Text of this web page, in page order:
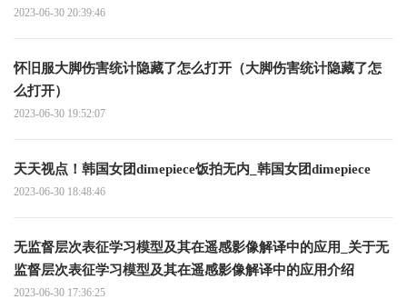
2023-06-30 20:39:46
怀旧服大脚伤害统计隐藏了怎么打开（大脚伤害统计隐藏了怎
么打开）
2023-06-30 19:52:07
天天视点！韩国女团dimepiece饭拍无内_韩国女团dimepiece
2023-06-30 18:48:46
无监督层次表征学习模型及其在遥感影像解译中的应用_关于无
监督层次表征学习模型及其在遥感影像解译中的应用介绍
2023-06-30 17:36:25